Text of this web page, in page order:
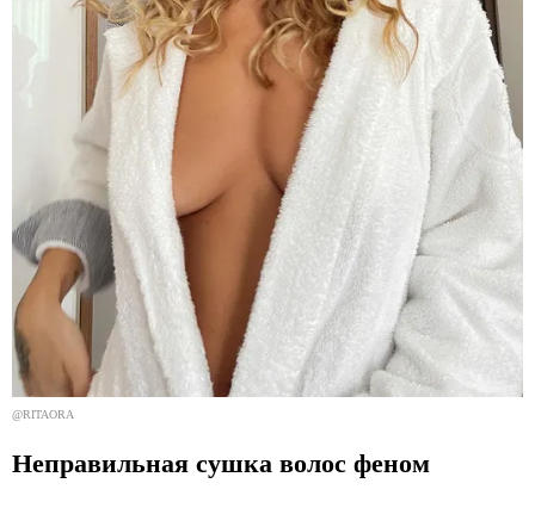
@RITAORA
Неправильная сушка волос феном